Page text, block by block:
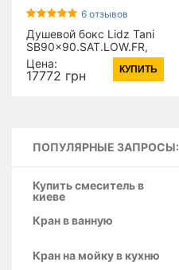
6 отзывов
Душевой бокс Lidz Tani
SB90x90.SAT.LOW.FR,
стекло Frost 4 мм
(17362)
Цена:
17772 грн КУПИТЬ
ПОПУЛЯРНЫЕ ЗАПРОСЫ:
Купить смеситель в
киеве
Кран в ванную
Кран на мойку в кухню